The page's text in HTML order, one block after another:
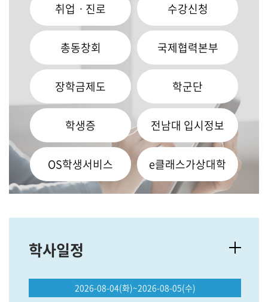
취업ㆍ진로 수강신청
총동창회 국제협력본부
장학금제도 학군단
학생증 전남대 입시정보
OS학생서비스 e클래스가상대학
학사일정
2026-08-04(화)~2026-08-05(수)